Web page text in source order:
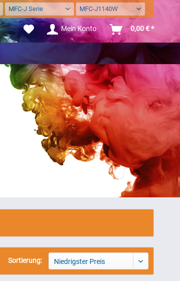
MFC-J Serie MFC-J1140W
Mein Konto 0,00 € *
Sortierung: Niedrigster Preis